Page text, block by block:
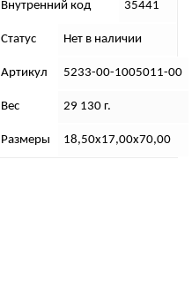
Внутренний код 35441
Статус Нет в наличии
Артикул 5233-00-1005011-00
Вес 29 130 г.
Размеры 18,50х17,00х70,00